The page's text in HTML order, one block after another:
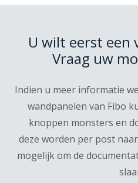
U wilt eerst een
Vraag uw
Indien u meer informatie
wandpanelen van Fibo
knoppen monsters en
deze worden per post
mogelijk om de